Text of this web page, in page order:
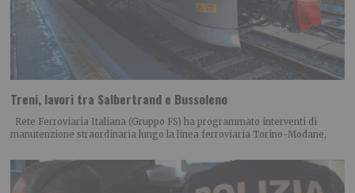
Treni, lavori tra Salbertrand e Bussoleno
Rete Ferroviaria Italiana (Gruppo FS) ha programmato interventi di
manutenzione straordinaria lungo la linea ferroviaria Torino-Modane,